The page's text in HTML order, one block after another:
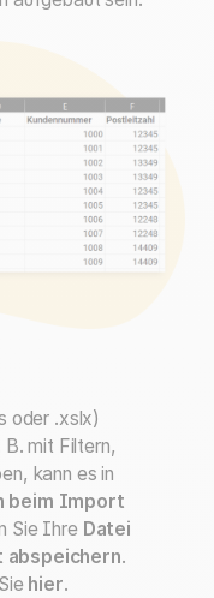
oder .xslx)
B. mit Filtern,
kann es in
beim Import
Sie Ihre Datei
abspeichern.
hier.